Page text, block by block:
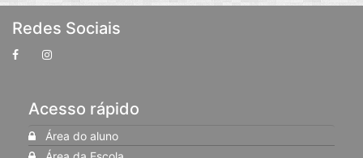
Redes Sociais
Acesso rápido
Área do aluno